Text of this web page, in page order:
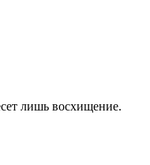
лишь восхищение.